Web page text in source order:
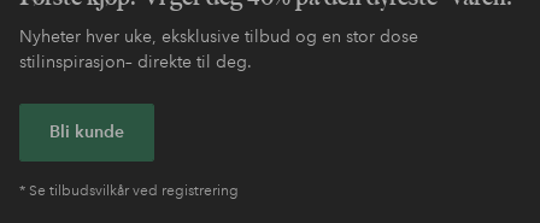
Nyheter hver uke, eksklusive tilbud og en stor dose
stilinspirasjon– direkte til deg.
Bli kunde
* Se tilbudsvilkår ved registrering